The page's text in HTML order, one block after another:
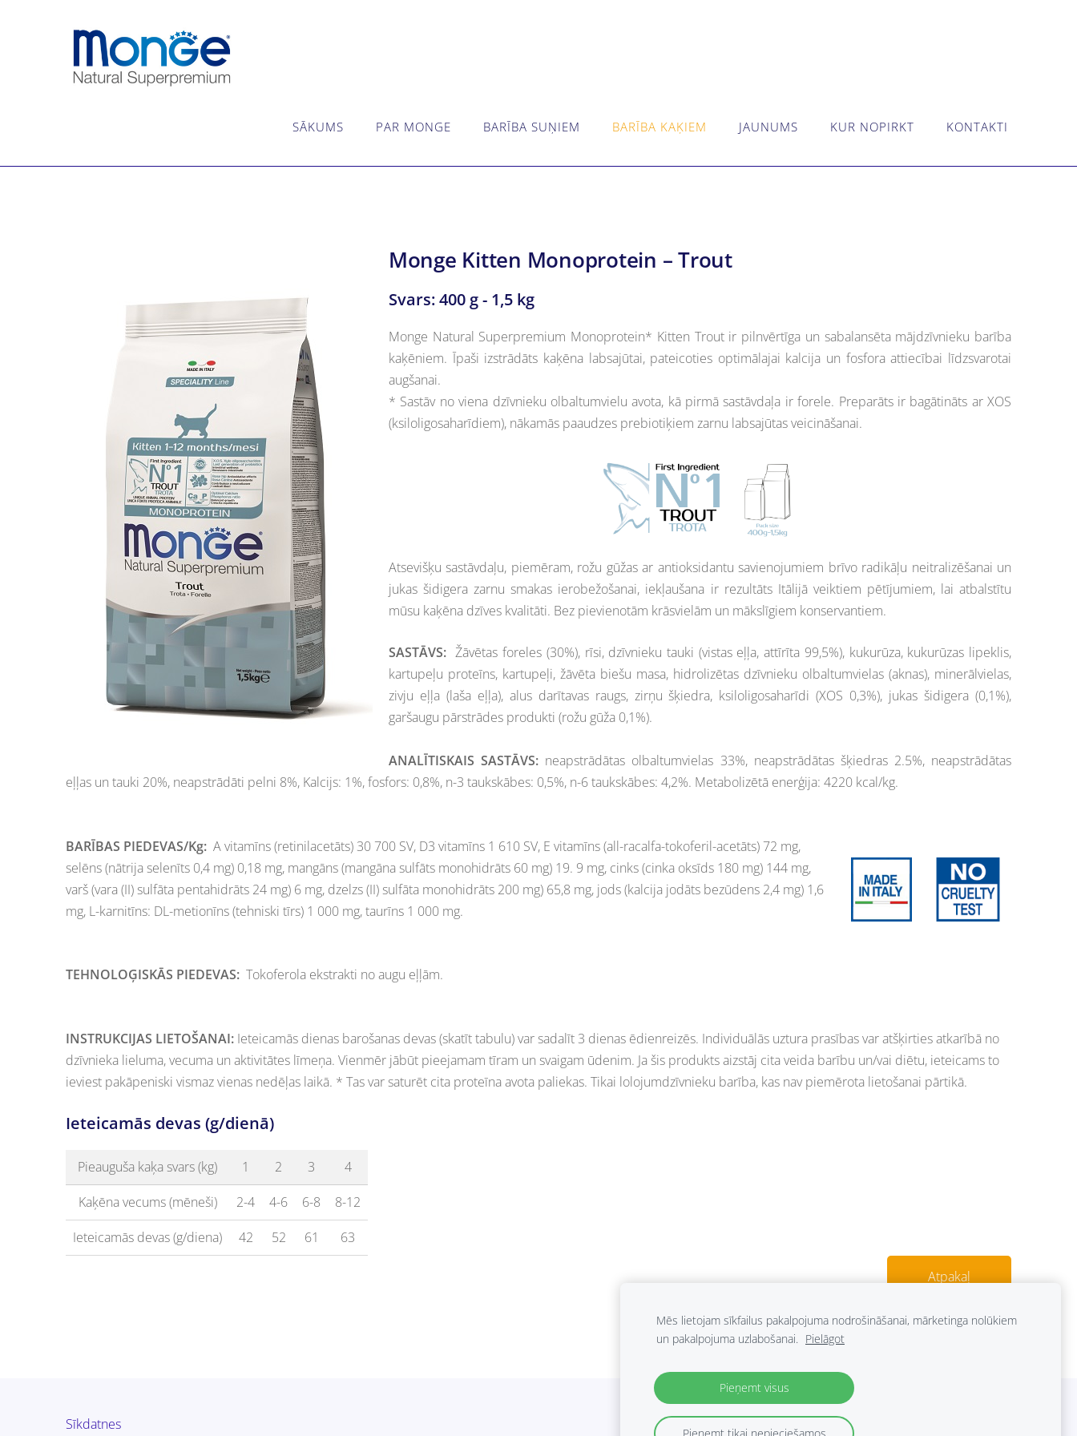
SĀKUMS PAR MONGE BARĪBA SUŅIEM BARĪBA KAĶIEM JAUNUMS KUR NOPIRKT KONTAKTI
Monge Kitten Monoprotein – Trout
Svars: 400 g - 1,5 kg
Monge Natural Superpremium Monoprotein* Kitten Trout ir pilnvērtīga un sabalansēta mājdzīvnieku barība
kaķēniem. Īpaši izstrādāts kaķēna labsajūtai, pateicoties optimālajai kalcija un fosfora attiecībai līdzsvarotai
augšanai.
* Sastāv no viena dzīvnieku olbaltumvielu avota, kā pirmā sastāvdaļa ir forele. Preparāts ir bagātināts ar XOS
(ksiloligosaharīdiem), nākamās paaudzes prebiotiķiem zarnu labsajūtas veicināšanai.
Atsevišķu sastāvdaļu, piemēram, rožu gūžas ar antioksidantu savienojumiem brīvo radikāļu neitralizēšanai un
jukas šidigera zarnu smakas ierobežošanai, iekļaušana ir rezultāts Itālijā veiktiem pētījumiem, lai atbalstītu
mūsu kaķēna dzīves kvalitāti. Bez pievienotām krāsvielām un mākslīgiem konservantiem.
SASTĀVS: Žāvētas foreles (30%), rīsi, dzīvnieku tauki (vistas eļļa, attīrīta 99,5%), kukurūza, kukurūzas lipeklis,
kartupeļu proteīns, kartupeļi, žāvēta biešu masa, hidrolizētas dzīvnieku olbaltumvielas (aknas), minerālvielas,
zivju eļļa (laša eļļa), alus darītavas raugs, zirņu šķiedra, ksiloligosaharīdi (XOS 0,3%), jukas šidigera (0,1%),
garšaugu pārstrādes produkti (rožu gūža 0,1%).
ANALĪTISKAIS SASTĀVS: neapstrādātas olbaltumvielas 33%, neapstrādātas šķiedras 2.5%, neapstrādātas
eļļas un tauki 20%, neapstrādāti pelni 8%, Kalcijs: 1%, fosfors: 0,8%, n-3 taukskābes: 0,5%, n-6 taukskābes: 4,2%. Metabolizētā enerģija: 4220 kcal/kg.
BARĪBAS PIEDEVAS/Kg: A vitamīns (retinilacetāts) 30 700 SV, D3 vitamīns 1 610 SV, E vitamīns (all-racalfa-tokoferil-acetāts) 72 mg,
selēns (nātrija selenīts 0,4 mg) 0,18 mg, mangāns (mangāna sulfāts monohidrāts 60 mg) 19. 9 mg, cinks (cinka oksīds 180 mg) 144 mg,
varš (vara (II) sulfāta pentahidrāts 24 mg) 6 mg, dzelzs (II) sulfāta monohidrāts 200 mg) 65,8 mg, jods (kalcija jodāts bezūdens 2,4 mg) 1,6
mg, L-karnitīns: DL-metionīns (tehniski tīrs) 1 000 mg, taurīns 1 000 mg.
TEHNOLOĢISKĀS PIEDEVAS: Tokoferola ekstrakti no augu eļļām.
INSTRUKCIJAS LIETOŠANAI: Ieteicamās dienas barošanas devas (skatīt tabulu) var sadalīt 3 dienas ēdienreizēs. Individuālās uztura prasības var atšķirties atkarībā no
dzīvnieka lieluma, vecuma un aktivitātes līmeņa. Vienmēr jābūt pieejamam tīram un svaigam ūdenim. Ja šis produkts aizstāj cita veida barību un/vai diētu, ieteicams to
ieviest pakāpeniski vismaz vienas nedēļas laikā. * Tas var saturēt cita proteīna avota paliekas. Tikai lolojumdzīvnieku barība, kas nav piemērota lietošanai pārtikā.
Ieteicamās devas (g/dienā)
Pieauguša kaķa svars (kg) 1 2 3
4
Kaķēna vecums (mēneši)
2-4 4-6 6-8
8-12
Ieteicamās devas (g/diena)
42 52 61 63
Atpakaļ
Sīkdatnes
Mēs lietojam sīkfailus pakalpojuma nodrošināšanai, mārketinga nolūkiem
un pakalpojuma uzlabošanai. Pielāgot
Pieņemt visus